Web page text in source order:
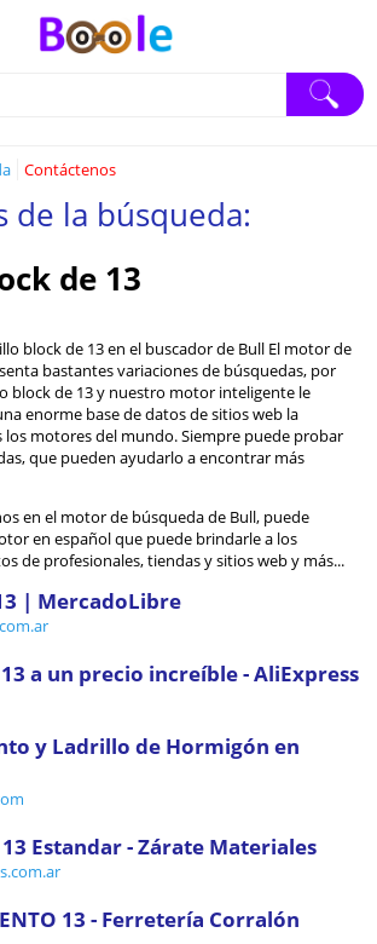
Contáctenos
de la búsqueda:
de 13
block de 13 en el buscador de Bull El motor de
bastantes variaciones de búsquedas, por
block de 13 y nuestro motor inteligente le
enorme base de datos de sitios web la
motores del mundo. Siempre puede probar
que pueden ayudarlo a encontrar más
en el motor de búsqueda de Bull, puede
en español que puede brindarle a los
de profesionales, tiendas y sitios web y más...
| MercadoLibre
a un precio increíble - AliExpress
y Ladrillo de Hormigón en
Estandar - Zárate Materiales
13 - Ferretería Corralón